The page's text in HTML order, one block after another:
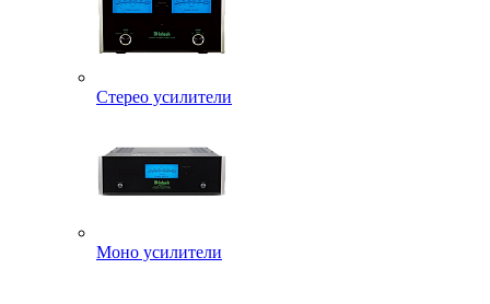
Стерео усилители
Моно усилители